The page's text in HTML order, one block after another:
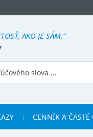
AKO JE SÁM.“
CENNÍK A ČASTÉ